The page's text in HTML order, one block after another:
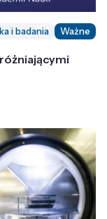
i badania Ważne